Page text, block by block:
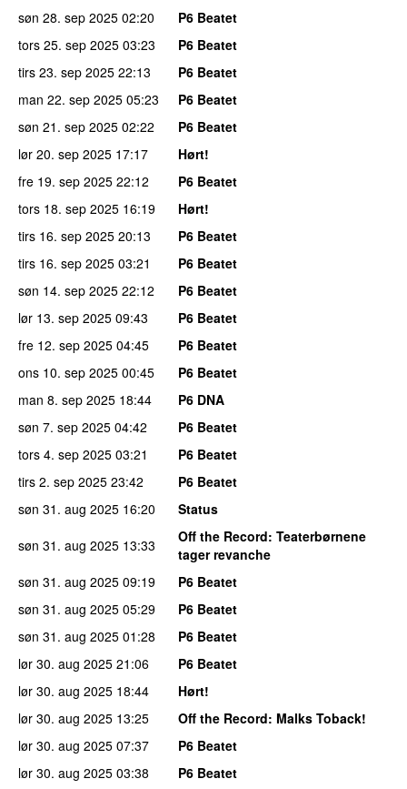
søn 28. sep 2025 02:20
P6 Beatet
tors 25. sep 2025 03:23
P6 Beatet
tirs 23. sep 2025 22:13
P6 Beatet
man 22. sep 2025 05:23
P6 Beatet
søn 21. sep 2025 02:22
P6 Beatet
lør 20. sep 2025 17:17
Hørt!
fre 19. sep 2025 22:12
P6 Beatet
tors 18. sep 2025 16:19
Hørt!
tirs 16. sep 2025 20:13
P6 Beatet
tirs 16. sep 2025 03:21
P6 Beatet
søn 14. sep 2025 22:12
P6 Beatet
lør 13. sep 2025 09:43
P6 Beatet
fre 12. sep 2025 04:45
P6 Beatet
ons 10. sep 2025 00:45
P6 Beatet
man 8. sep 2025 18:44
P6 DNA
søn 7. sep 2025 04:42
P6 Beatet
tors 4. sep 2025 03:21
P6 Beatet
tirs 2. sep 2025 23:42
P6 Beatet
søn 31. aug 2025 16:20
Status
søn 31. aug 2025 13:33 Off the Record: Teaterbørnene
tager revanche
søn 31. aug 2025 09:19
P6 Beatet
søn 31. aug 2025 05:29
P6 Beatet
søn 31. aug 2025 01:28
P6 Beatet
lør 30. aug 2025 21:06
P6 Beatet
lør 30. aug 2025 18:44
Hørt!
lør 30. aug 2025 13:25 Off the Record: Malks Toback!
lør 30. aug 2025 07:37
P6 Beatet
lør 30. aug 2025 03:38
P6 Beatet